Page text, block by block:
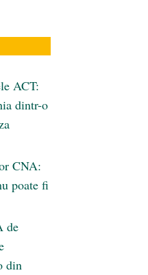
ACT:
dintr-o
CNA:
poate fi
de
din